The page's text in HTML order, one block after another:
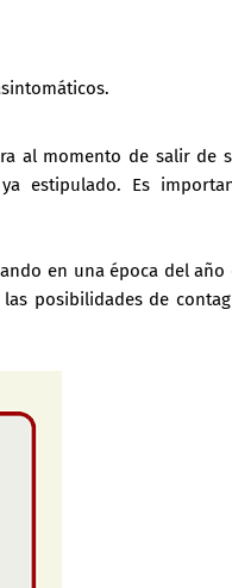
al momento de salir de
estipulado. Es
en una época del año
posibilidades de